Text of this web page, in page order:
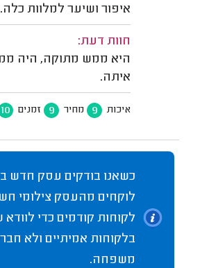
איפור ושיער למלוות כלה.
חוות דעת:
היא ממש מתוקה, היה
איתה.
איכות 9 מחיר 9 זמנים 10
כשאנו בודקים עסק חדש
לוקחים מהעסק צילומי
לקוחות קודמים כדי
בלקוחות אמיתיים ולא
משפחה.